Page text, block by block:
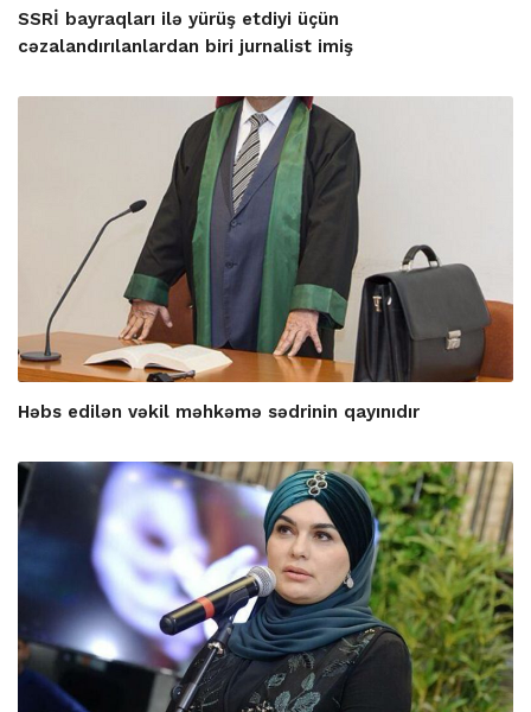
SSRİ bayraqları ilə yürüş etdiyi üçün
cəzalandırılanlardan biri jurnalist imiş
Həbs edilən vəkil məhkəmə sədrinin qayınıdır